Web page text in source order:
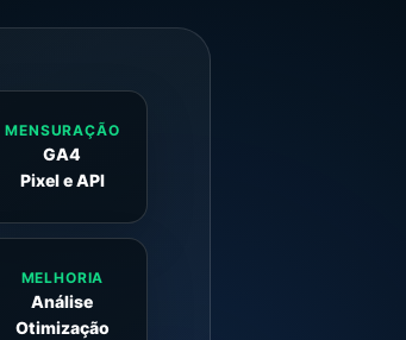
MENSURAÇÃO
GA4
Pixel e API
MELHORIA
Análise
Otimização